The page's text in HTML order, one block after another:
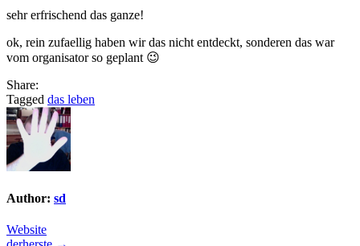
sehr erfrischend das ganze!
ok, rein zufaellig haben wir das nicht entdeckt, sonderen das war
vom organisator so geplant 😉
Share:
Tagged das leben
Author: sd
Website